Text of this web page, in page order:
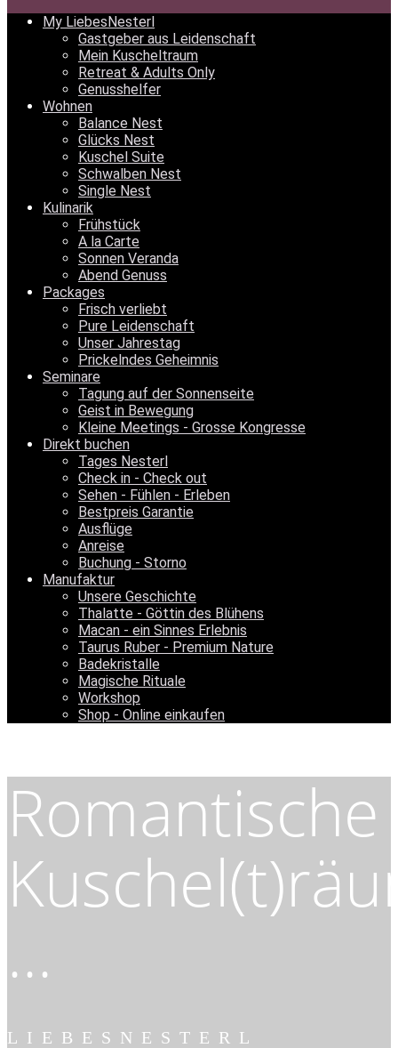
My LiebesNesterl
Gastgeber aus Leidenschaft
Mein Kuscheltraum
Retreat & Adults Only
Genusshelfer
Wohnen
Balance Nest
Glücks Nest
Kuschel Suite
Schwalben Nest
Single Nest
Kulinarik
Frühstück
A la Carte
Sonnen Veranda
Abend Genuss
Packages
Frisch verliebt
Pure Leidenschaft
Unser Jahrestag
Prickelndes Geheimnis
Seminare
Tagung auf der Sonnenseite
Geist in Bewegung
Kleine Meetings - Grosse Kongresse
Direkt buchen
Tages Nesterl
Check in - Check out
Sehen - Fühlen - Erleben
Bestpreis Garantie
Ausflüge
Anreise
Buchung - Storno
Manufaktur
Unsere Geschichte
Thalatte - Göttin des Blühens
Macan - ein Sinnes Erlebnis
Taurus Ruber - Premium Nature
Badekristalle
Magische Rituale
Workshop
Shop - Online einkaufen
Romantische
...
LIEBESNESTERL